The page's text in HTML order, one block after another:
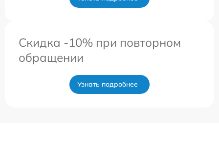
Скидка -10% при повторном
обращении
Узнать подробнее